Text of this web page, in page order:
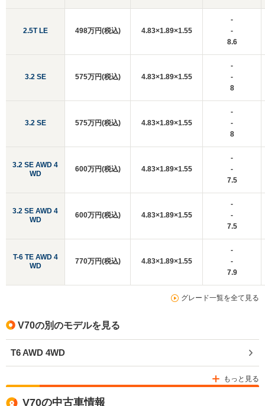
2.5T LE
3.2 SE
3.2 SE
3.2 SE AWD 4
WD
3.2 SE AWD 4
WD
T-6 TE AWD 4
WD
498万円(税込) 4.83×1.89×1.55
-
-
8.6
575万円(税込) 4.83×1.89×1.55
-
-
8
575万円(税込) 4.83×1.89×1.55
-
-
8
600万円(税込) 4.83×1.89×1.55
-
-
7.5
600万円(税込) 4.83×1.89×1.55
-
-
7.5
770万円(税込) 4.83×1.89×1.55
-
-
7.9
グレード一覧を全て見る
V70の別のモデルを見る
T6 AWD 4WD
もっと見る
V70の中古車情報